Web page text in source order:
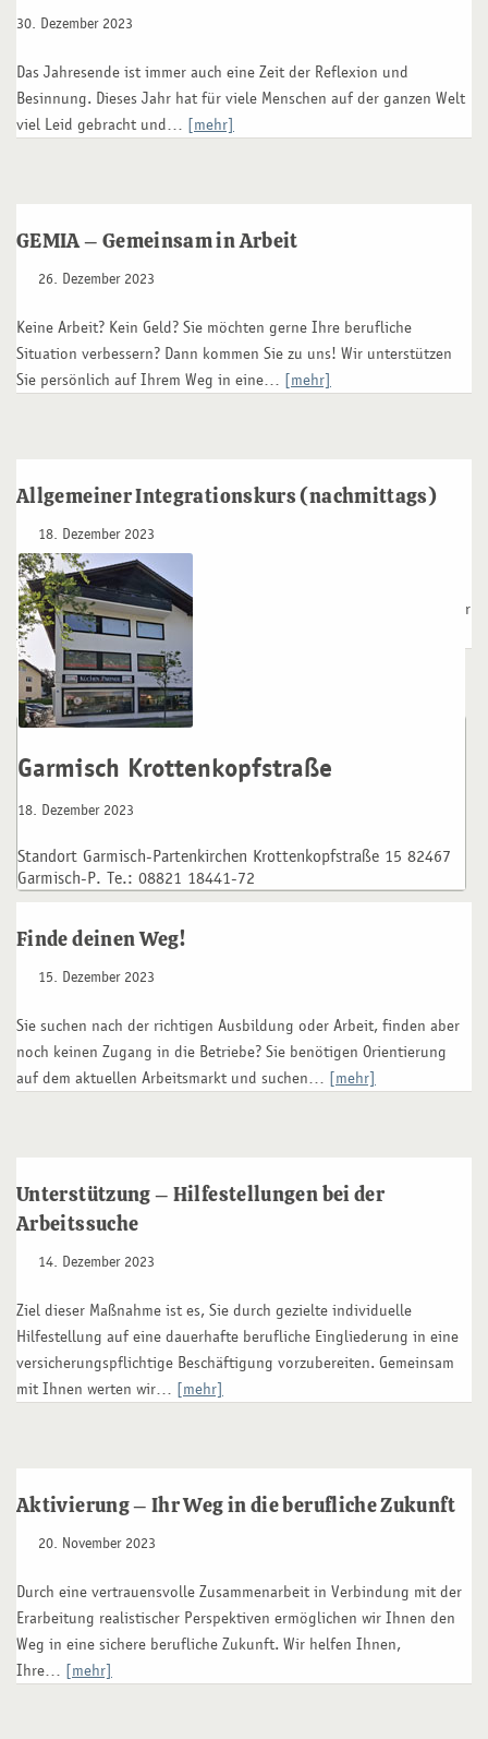
30. Dezember 2023
Das Jahresende ist immer auch eine Zeit der Reflexion und
Besinnung. Dieses Jahr hat für viele Menschen auf der ganzen Welt
viel Leid gebracht und… [mehr]
GEMIA – Gemeinsam in Arbeit
26. Dezember 2023
Keine Arbeit? Kein Geld? Sie möchten gerne Ihre berufliche
Situation verbessern? Dann kommen Sie zu uns! Wir unterstützen
Sie persönlich auf Ihrem Weg in eine… [mehr]
Allgemeiner Integrationskurs (nachmittags)
18. Dezember 2023
Niveaustufen A1-B1 Sie möchten auf Dauer in Deutschland leben
und haben Schwierigkeiten mit der deutschen Sprache? Dann ist der
Integrationskurs richtig für Sie! Der Integrationskurs…
Garmisch Krottenkopfstraße
18. Dezember 2023
Standort Garmisch-Partenkirchen Krottenkopfstraße 15 82467
Garmisch-P. Te.: 08821 18441-72
Finde deinen Weg!
15. Dezember 2023
Sie suchen nach der richtigen Ausbildung oder Arbeit, finden aber
noch keinen Zugang in die Betriebe? Sie benötigen Orientierung
auf dem aktuellen Arbeitsmarkt und suchen… [mehr]
Unterstützung – Hilfestellungen bei der
Arbeitssuche
14. Dezember 2023
Ziel dieser Maßnahme ist es, Sie durch gezielte individuelle
Hilfestellung auf eine dauerhafte berufliche Eingliederung in eine
versicherungspflichtige Beschäftigung vorzubereiten. Gemeinsam
mit Ihnen werten wir… [mehr]
Aktivierung – Ihr Weg in die berufliche Zukunft
20. November 2023
Durch eine vertrauensvolle Zusammenarbeit in Verbindung mit der
Erarbeitung realistischer Perspektiven ermöglichen wir Ihnen den
Weg in eine sichere berufliche Zukunft. Wir helfen Ihnen,
Ihre… [mehr]